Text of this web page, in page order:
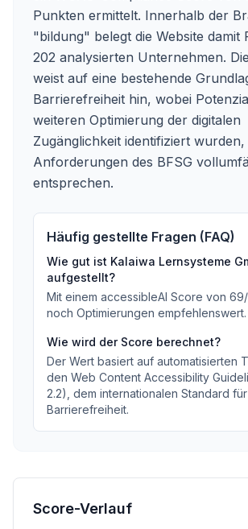
Punkten ermittelt. Innerhalb der
"bildung" belegt die Website damit
202 analysierten Unternehmen.
weist auf eine bestehende
Barrierefreiheit hin, wobei
weiteren Optimierung der digitalen
Zugänglichkeit identifiziert wurden,
Anforderungen des BFSG
entsprechen.
Häufig gestellte Fragen (FAQ)
Wie gut ist Kalaiwa Lernsysteme
aufgestellt?
Mit einem accessibleAI Score von 69
noch Optimierungen empfehlenswert.
Wie wird der Score berechnet?
Der Wert basiert auf automatisierten
den Web Content Accessibility
2.2), dem internationalen Standard
Barrierefreiheit.
Score-Verlauf